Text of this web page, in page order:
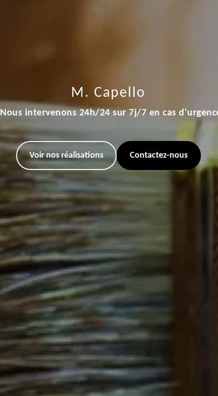
M. Capello
Nous intervenons 24h/24 sur 7j/7 en cas
Voir nos réalisations Contactez-nous